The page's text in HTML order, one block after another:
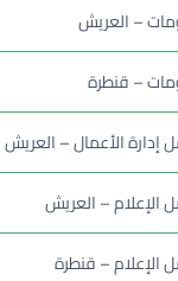
– العريش
– قنطرة
الأعمال – العريش
– العريش
– قنطرة